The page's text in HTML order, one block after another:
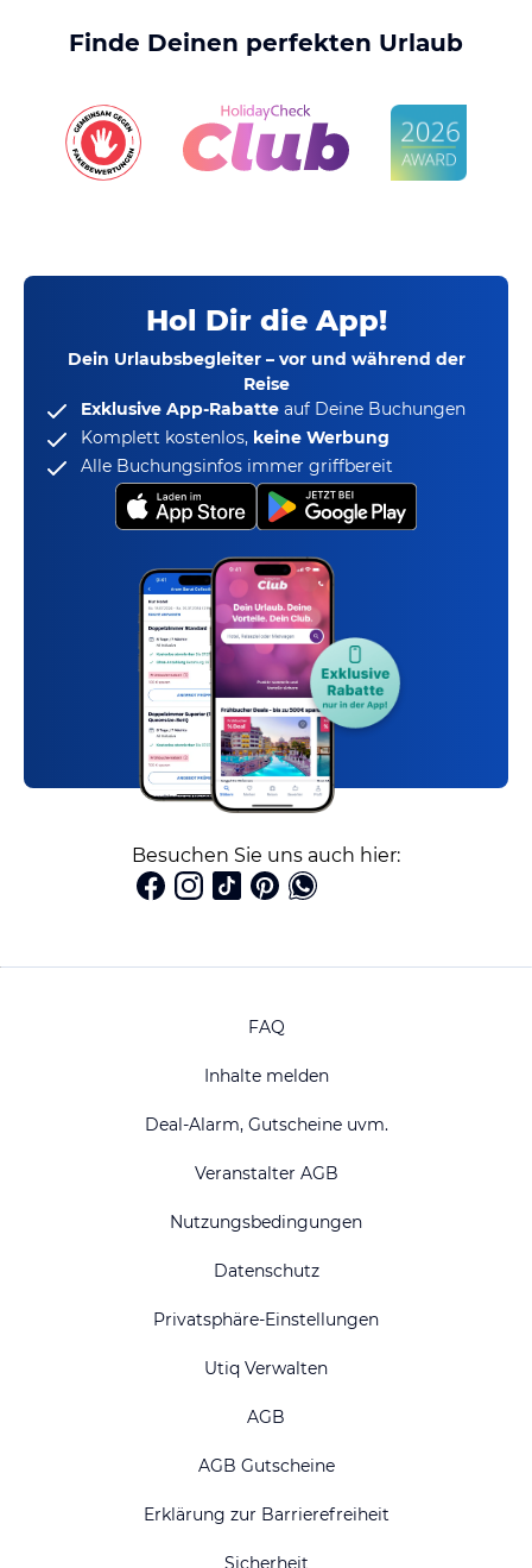
Finde Deinen perfekten Urlaub
Hol Dir die App!
Dein Urlaubsbegleiter – vor und während der
Reise
Exklusive App-Rabatte auf Deine Buchungen
Komplett kostenlos, keine Werbung
Alle Buchungsinfos immer griffbereit
Besuchen Sie uns auch hier:
FAQ
Inhalte melden
Deal-Alarm, Gutscheine uvm.
Veranstalter AGB
Nutzungsbedingungen
Datenschutz
Privatsphäre-Einstellungen
Utiq Verwalten
AGB
AGB Gutscheine
Erklärung zur Barrierefreiheit
Sicherheit